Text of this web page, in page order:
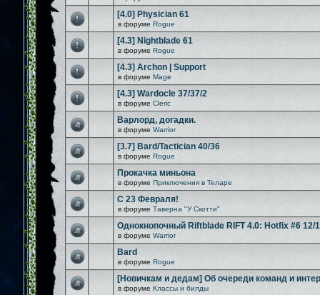
[4.0] Physician 61
в форуме Rogue
[4.3] Nightblade 61
в форуме Rogue
[4.3] Archon | Support
в форуме Mage
[4.3] Wardocle 37/37/2
в форуме Cleric
Варлорд, догадки.
в форуме Warrior
[3.7] Bard/Tactician 40/36
в форуме Rogue
Прокачка миньона
в форуме Приключения в Теларе
С 23 Февраля!
в форуме Таверна "У Скотти"
Однокнопочный Riftblade RIFT 4.0: Hotfix #6 12/
в форуме Warrior
Bard
в форуме Rogue
[Новичкам и дедам] Об очереди команд и
в форуме Классы и билды